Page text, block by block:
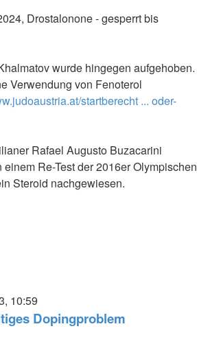
Drostalonone - gesperrt bis
wurde hingegen aufgehoben.
Verwendung von Fenoterol
startberecht ... oder-
Rafael Augusto Buzacarini
Re-Test der 2016er Olympischen
Steroid nachgewiesen.
10:59
Dopingproblem